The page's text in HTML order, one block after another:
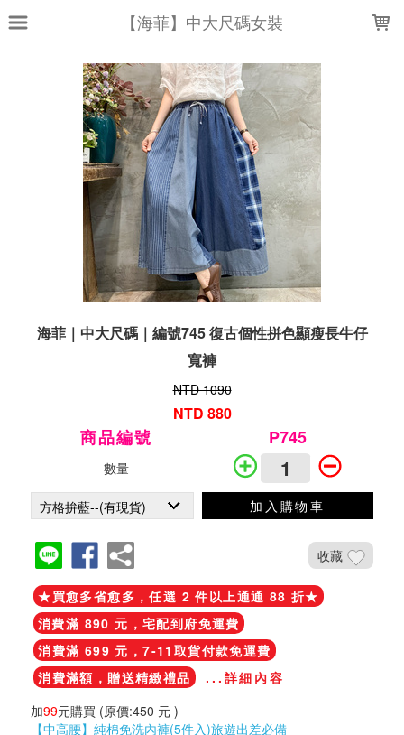
【海菲】中大尺碼女裝
海菲｜中大尺碼｜編號745 復古個性拼色顯瘦長牛仔
寬褲
NTD 1090
NTD 880
商品編號 P745
數量
加入購物車
收藏
★買愈多省愈多，任選 2 件以上通通 88 折★
消費滿 890 元，宅配到府免運費
消費滿 699 元，7-11取貨付款免運費
消費滿額，贈送精緻禮品
...詳細內容
加99元購買 (原價:450 元 )
【中高腰】純棉免洗內褲(5件入)旅遊出差必備